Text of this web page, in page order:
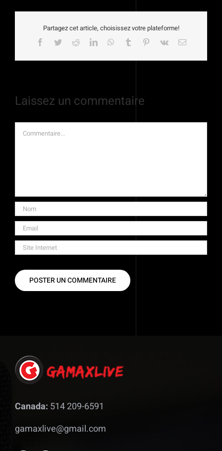
Partagez cet article, choisissez votre plateforme!
Facebook
TwitterRedditLinkedInWhatsApp
Tumblr Pinterest
Vk Email
Laissez un commentaire
Commentaire
Canada: 514 209-6591
gamaxlive@gmail.com